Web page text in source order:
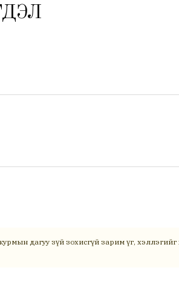
дагуу зүй зохисгүй зарим үг, хэллэгийг